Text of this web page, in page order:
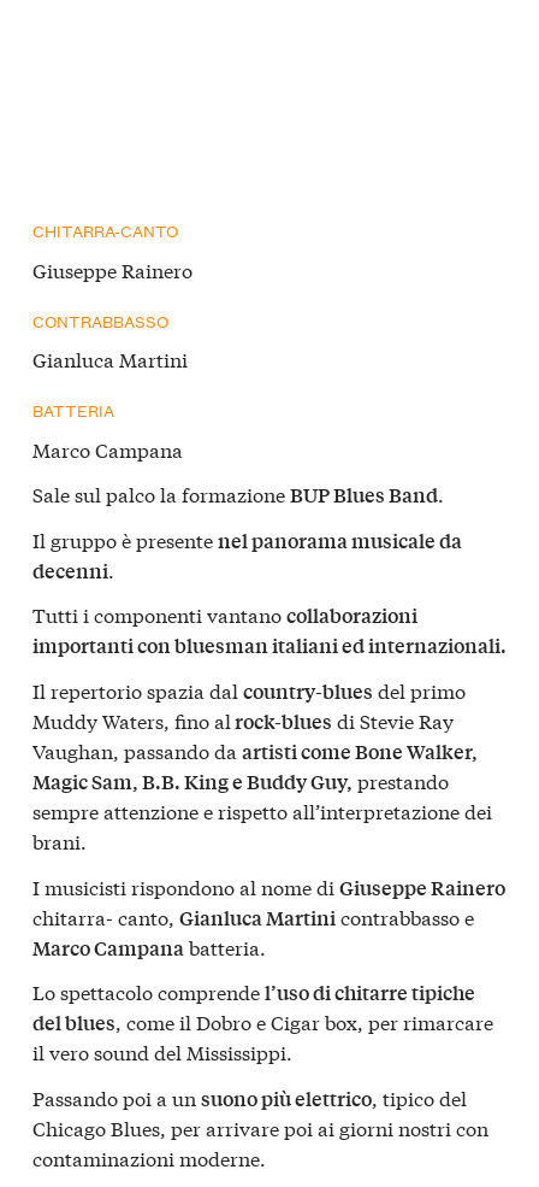
CHITARRA-CANTO
Giuseppe Rainero
CONTRABBASSO
Gianluca Martini
BATTERIA
Marco Campana
Sale sul palco la formazioneBUP Blues Band.
Il gruppo è presentenel panorama musicale da
decenni.
Tutti i componenti vantanocollaborazioni
importanti con bluesman italiani ed internazionali.
Il repertorio spazia dal country-blues del primo
Muddy Waters, fino alrock-blues di Stevie Ray
Vaughan, passando da artisti come Bone Walker,
Magic Sam, B.B. King e Buddy Guy, prestando
sempre attenzione e rispetto all’interpretazione dei
brani.
I musicisti rispondono al nome di Giuseppe Rainero
chitarra- canto, Gianluca Martini contrabbasso e
Marco Campana batteria.
Lo spettacolo comprendel’uso di chitarre tipiche
del blues, come il Dobro e Cigar box, per rimarcare
il vero sound del Mississippi.
Passando poi a un suono più elettrico, tipico del
Chicago Blues, per arrivare poi ai giorni nostri con
contaminazioni moderne.